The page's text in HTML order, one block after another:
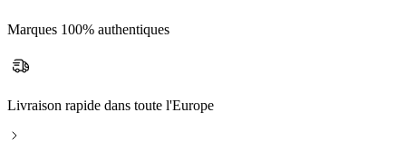
Marques 100% authentiques
Livraison rapide dans toute l'Europe